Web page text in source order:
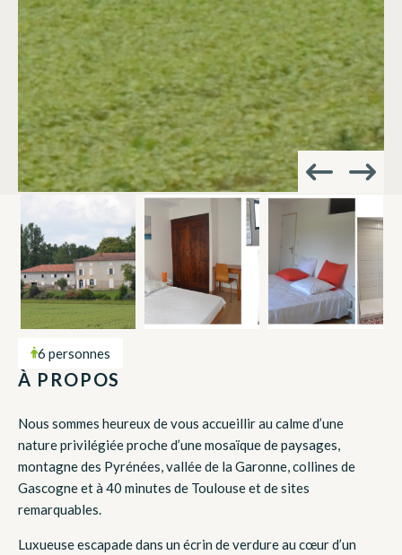
6 personnes
À PROPOS
Nous sommes heureux de vous accueillir au calme d’une
nature privilégiée proche d’une mosaïque de paysages,
montagne des Pyrénées, vallée de la Garonne, collines de
Gascogne et à 40 minutes de Toulouse et de sites
remarquables.
Luxueuse escapade dans un écrin de verdure au cœur d’un